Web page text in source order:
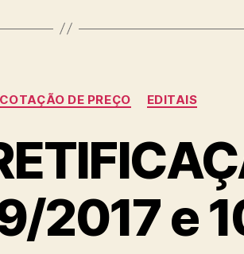
Categorias
COTAÇÃO DE PREÇO EDITAIS
2017 e